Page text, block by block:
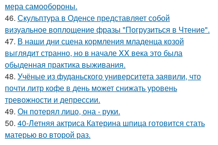
мера самообороны.
46. Скульптура в Оденсе представляет собой
визуальное воплощение фразы "Погрузиться в Чтение".
47. В наши дни сцена кормления младенца козой
выглядит странно, но в начале XX века это была
обыденная практика выживания.
48. Учёные из фуданьского университета заявили, что
почти литр кофе в день может снижать уровень
тревожности и депрессии.
49. Он потерял лицо, она - руки.
50. 40-Летняя актриса Катерина шпица готовится стать
матерью во второй раз.